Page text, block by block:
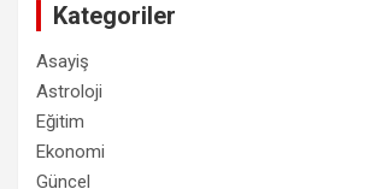
Kategoriler
Asayiş
Astroloji
Eğitim
Ekonomi
Güncel